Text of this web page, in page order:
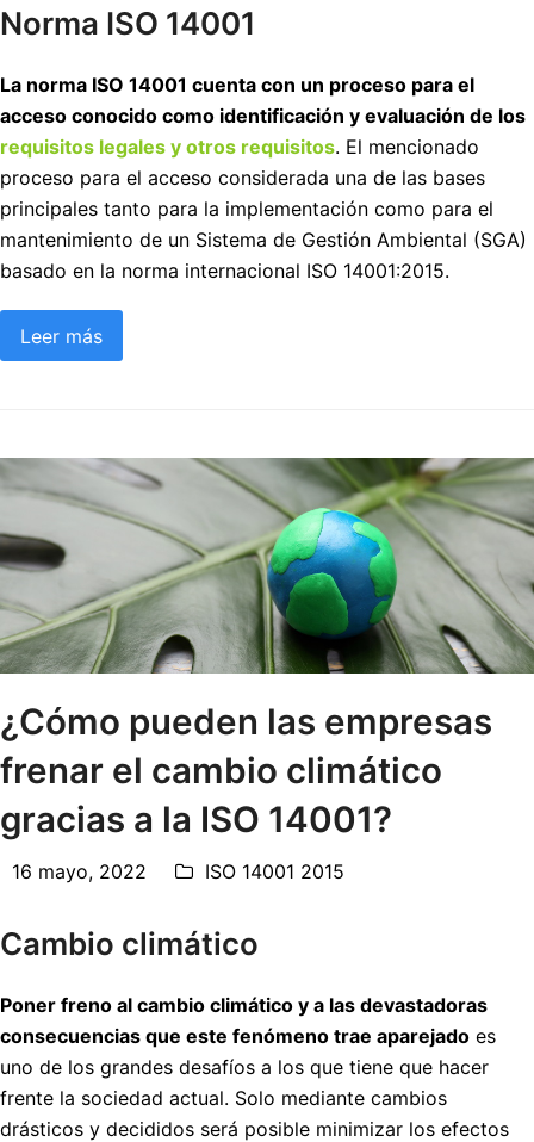
Norma ISO 14001
La norma ISO 14001 cuenta con un proceso para el
acceso conocido como identificación y evaluación de los
requisitos legales y otros requisitos. El mencionado
proceso para el acceso considerada una de las bases
principales tanto para la implementación como para el
mantenimiento de un Sistema de Gestión Ambiental (SGA)
basado en la norma internacional ISO 14001:2015.
Leer más
¿Cómo pueden las empresas
frenar el cambio climático
gracias a la ISO 14001?
16 mayo, 2022 ISO 14001 2015
Cambio climático
Poner freno al cambio climático y a las devastadoras
consecuencias que este fenómeno trae aparejado es
uno de los grandes desafíos a los que tiene que hacer
frente la sociedad actual. Solo mediante cambios
drásticos y decididos será posible minimizar los efectos